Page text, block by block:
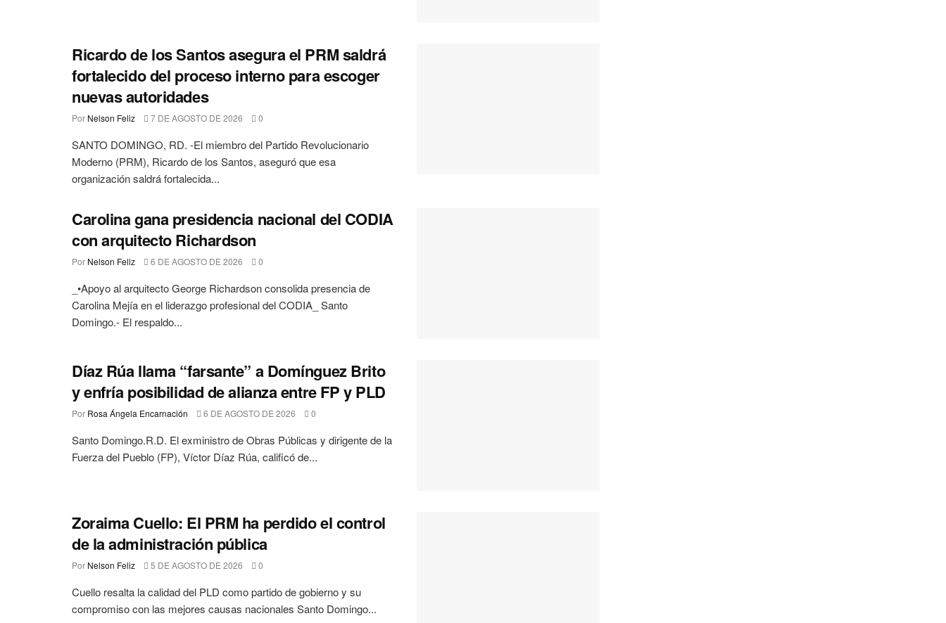
Ricardo de los Santos asegura el PRM saldrá
fortalecido del proceso interno para escoger
nuevas autoridades
Por Nelson Feliz 7 DE AGOSTO DE 2026 0
SANTO DOMINGO, RD. -El miembro del Partido Revolucionario
Moderno (PRM), Ricardo de los Santos, aseguró que esa
organización saldrá fortalecida...
Carolina gana presidencia nacional del CODIA
con arquitecto Richardson
Por Nelson Feliz 6 DE AGOSTO DE 2026 0
_•Apoyo al arquitecto George Richardson consolida presencia de
Carolina Mejía en el liderazgo profesional del CODIA_ Santo
Domingo.- El respaldo...
Díaz Rúa llama “farsante” a Domínguez Brito
y enfría posibilidad de alianza entre FP y PLD
Por Rosa Ángela Encarnación 6 DE AGOSTO DE 2026 0
Santo Domingo.R.D. El exministro de Obras Públicas y dirigente de la
Fuerza del Pueblo (FP), Víctor Díaz Rúa, calificó de...
Zoraima Cuello: El PRM ha perdido el control
de la administración pública
Por Nelson Feliz 5 DE AGOSTO DE 2026 0
Cuello resalta la calidad del PLD como partido de gobierno y su
compromiso con las mejores causas nacionales Santo Domingo...